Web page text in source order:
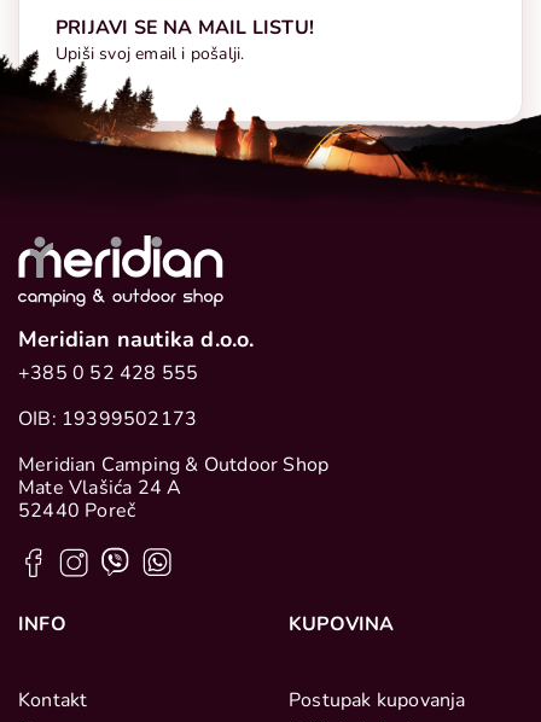
PRIJAVI SE NA MAIL LISTU!
Upiši svoj email i pošalji.
Meridian nautika d.o.o.
+385 0 52 428 555
OIB: 19399502173
Meridian Camping & Outdoor Shop
Mate Vlašića 24 A
52440 Poreč
INFO
Kontakt
KUPOVINA
Postupak kupovanja